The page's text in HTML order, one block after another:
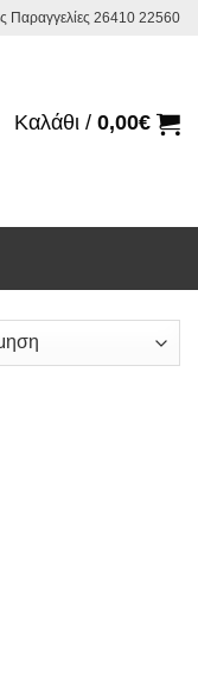
Παραγγελίες 26410 22560
Καλάθι / 0,00€